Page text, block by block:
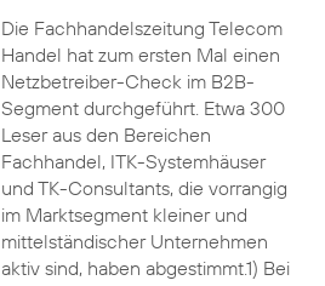
Die Fachhandelszeitung Telecom
Handel hat zum ersten Mal einen
Netzbetreiber-Check im B2B-
Segment durchgeführt. Etwa 300
Leser aus den Bereichen
Fachhandel, ITK-Systemhäuser
und TK-Consultants, die vorrangig
im Marktsegment kleiner und
mittelständischer Unternehmen
aktiv sind, haben abgestimmt.1) Bei